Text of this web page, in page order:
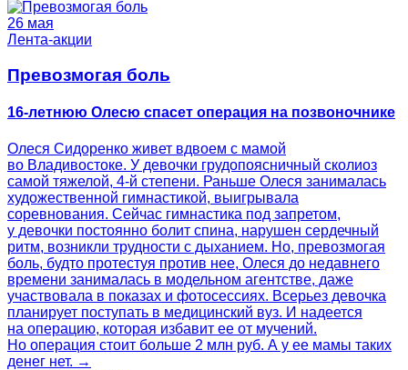
26 мая
Лента-акции
Превозмогая боль
16-летнюю Олесю спасет операция на позвоночнике
Олеся Сидоренко живет вдвоем с мамой
во Владивостоке. У девочки грудопоясничный сколиоз
самой тяжелой, 4-й степени. Раньше Олеся занималась
художественной гимнастикой, выигрывала
соревнования. Сейчас гимнастика под запретом,
у девочки постоянно болит спина, нарушен сердечный
ритм, возникли трудности с дыханием. Но, превозмогая
боль, будто протестуя против нее, Олеся до недавнего
времени занималась в модельном агентстве, даже
участвовала в показах и фотосессиях. Всерьез девочка
планирует поступать в медицинский вуз. И надеется
на операцию, которая избавит ее от мучений.
Но операция стоит больше 2 млн руб. А у ее мамы таких
денег нет. →